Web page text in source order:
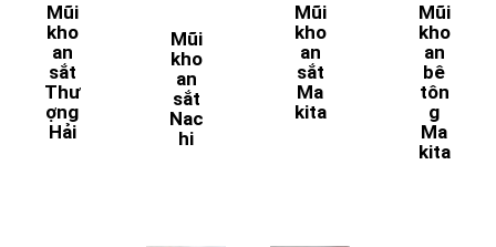
Mũi
kho
an
sắt
Thư
ợng
Hải
Mũi
kho
an
sắt
Nac
hi
Mũi
kho
an
sắt
Ma
kita
Mũi
kho
an
bê
tôn
g
Ma
kita